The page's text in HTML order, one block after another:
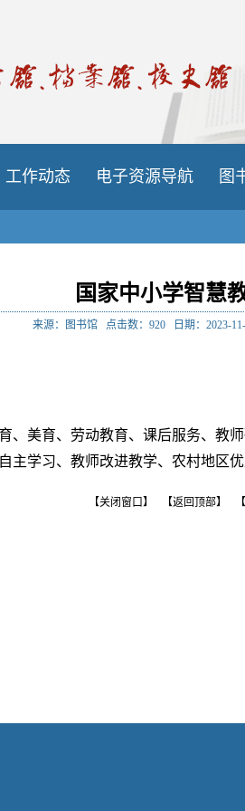
工作动态 电子资源导航 图
国家中小学智慧
来源：图书馆 点击数： 920 日期：2023-
、美育、劳动教育、课后服务、
学习、教师改进教学、农村地区
【关闭窗口】 【返回顶部】
档案馆、校史馆
桥街1号 邮编：641100